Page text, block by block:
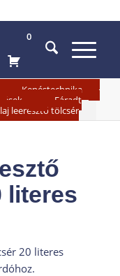
0
Kenéstechnika
Fáradt
leeresztő tölcsér
literes
20 literes